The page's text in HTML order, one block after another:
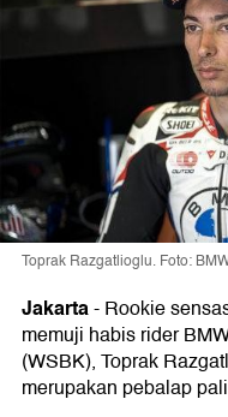
Toprak Razgatlioglu. Foto:
Jakarta-Rookie
memuji habis rider
(WSBK), Toprak
merupakan pebalap